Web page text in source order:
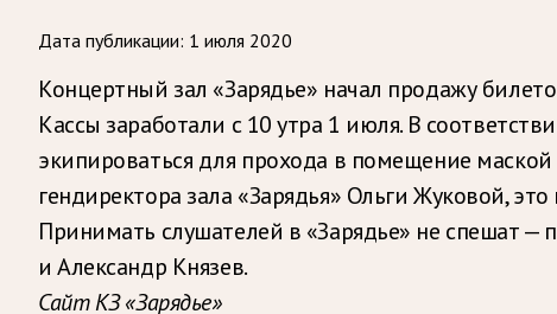
Дата публикации: 1 июля 2020
Концертный зал «Зарядье» начал продажу
Кассы заработали с 10 утра 1 июля. В
экипироваться для прохода в помещение
гендиректора зала «Зарядья» Ольги Жуковой,
Принимать слушателей в «Зарядье» не спешат —
и Александр Князев.
Сайт КЗ «Зарядье»